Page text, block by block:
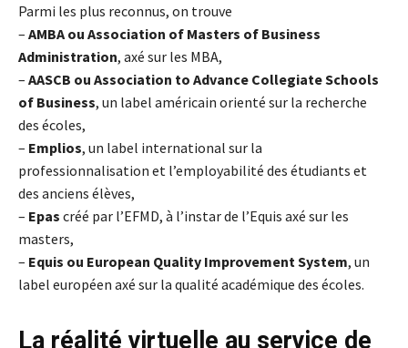
Parmi les plus reconnus, on trouve
– AMBA ou Association of Masters of Business
Administration, axé sur les MBA,
– AASCB ou Association to Advance Collegiate Schools
of Business, un label américain orienté sur la recherche
des écoles,
– Emplios, un label international sur la
professionnalisation et l’employabilité des étudiants et
des anciens élèves,
– Epas créé par l’EFMD, à l’instar de l’Equis axé sur les
masters,
– Equis ou European Quality Improvement System, un
label européen axé sur la qualité académique des écoles.
La réalité virtuelle au service de